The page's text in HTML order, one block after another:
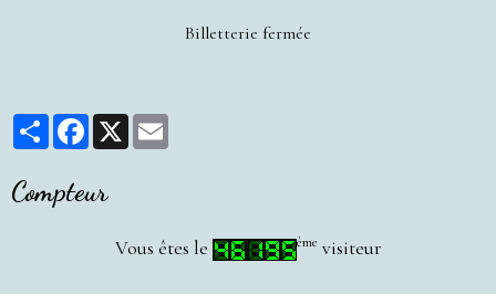
Billetterie fermée
PartagerFacebook
X
Compteur
Vous êtes le ème visiteur